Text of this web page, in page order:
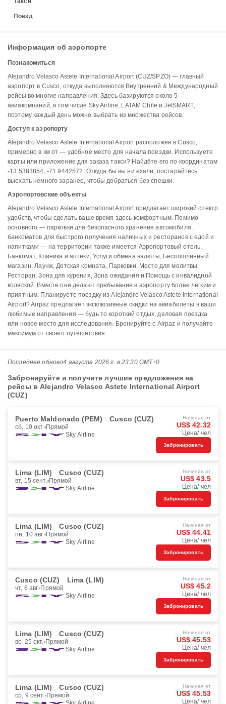
Поезд
Информация об аэропорте
Познакомиться
Alejandro Velasco Astete International Airport (CUZ/SPZO) — главный
аэропорт в Cusco, откуда выполняются Внутренний & Международный
рейсы во многие направления. Здесь базируются около 5
авиакомпаний, в том числе Sky Airline, LATAM Chile и JetSMART,
поэтому каждый день можно выбрать из множества рейсов.
Доступ к аэропорту
Alejandro Velasco Astete International Airport расположен в Cusco,
примерно в км от — удобное место для начала поездки. Используете
карты или приложение для заказа такси? Найдёте его по координатам
-13.5383854, -71.9442572. Откуда бы вы ни ехали, постарайтесь
выехать немного заранее, чтобы добраться без спешки.
Аэропортовские объекты
Alejandro Velasco Astete International Airport предлагает широкий спектр
удобств, чтобы сделать ваше время здесь комфортным. Помимо
основного — парковки для безопасного хранения автомобиля,
банкоматов для быстрого получения наличных и ресторанов с едой и
напитками — на территории также имеется Аэропортовый отель,
Банкомат, Клиника и аптеки, Услуги обмена валюты, Беспошлинный
магазин, Лаунж, Детская комната, Парковки, Место для молитвы,
Ресторан, Зона для курения, Зона ожидания и Помощь с инвалидной
коляской. Вместе они делают пребывание в аэропорту более лёгким и
приятным. Планируете поездку из Alejandro Velasco Astete International
Airport? Airpaz предлагает эксклюзивные скидки на авиабилеты в ваши
любимые направления — будь то короткий отдых, деловая поездка
или новое место для исследования. Бронируйте с Airpaz и получайте
максимум от своего путешествия.
Последнее обновл4 августа 2026 г. в 23:30 GMT+0
Забронируйте и получите лучшие предложения на
рейсы в Alejandro Velasco Astete International Airport
(CUZ)
Puerto Maldonado (PEM) Cusco (CUZ)
сб, 10 окт. Прямой
Sky Airline
Начиная от
US$ 42.32
Цена/ чел
Забронировать
Lima (LIM) Cusco (CUZ)
вт, 15 сент. Прямой
Sky Airline
Начиная от
US$ 43.5
Цена/ чел
Забронировать
Lima (LIM) Cusco (CUZ)
пн, 10 авг. Прямой
Sky Airline
Начиная от
US$ 44.41
Цена/ чел
Забронировать
Cusco (CUZ) Lima (LIM)
чт, 6 авг. Прямой
Sky Airline
Начиная от
US$ 45.2
Цена/ чел
Забронировать
Lima (LIM) Cusco (CUZ)
вс, 25 окт. Прямой
Sky Airline
Начиная от
US$ 45.53
Цена/ чел
Забронировать
Lima (LIM) Cusco (CUZ)
ср, 9 сент. Прямой
Начиная от
US$ 45.53
Цена/ чел